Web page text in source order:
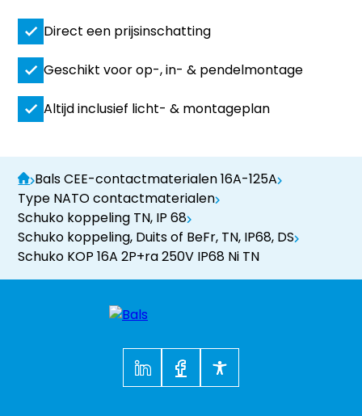
Direct een prijsinschatting
Geschikt voor op-, in- & pendelmontage
Altijd inclusief licht- & montageplan
Bals CEE-contactmaterialen 16A-125A
Type NATO contactmaterialen
Schuko koppeling TN, IP 68
Schuko koppeling, Duits of BeFr, TN, IP68, DS
Schuko KOP 16A 2P+ra 250V IP68 Ni TN